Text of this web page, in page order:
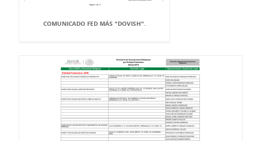
COMUNICADO FED MÁS "DOVISH".